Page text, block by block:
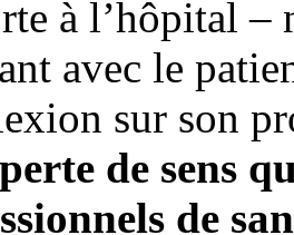
à l’hôpital –
avec le
sur son
de sens
de